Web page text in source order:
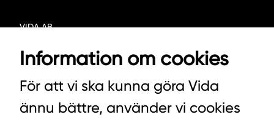
VIDA AB
342 21 ALVESTA
VÄXEL HUVUDKONTORET: 0472-439 00
VÄXEL PELLETS/STALLSTRÖ: 0393-216 50
Information om cookies
För att vi ska kunna göra Vida
ännu bättre, använder vi cookies